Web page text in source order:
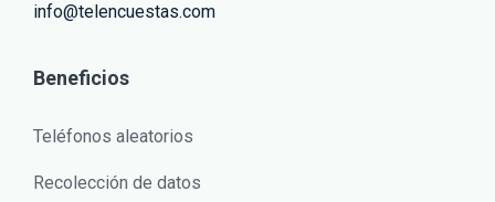
info@telencuestas.com
Beneficios
Teléfonos aleatorios
Recolección de datos